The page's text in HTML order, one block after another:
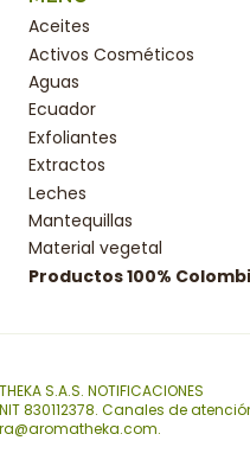
Aceites
Activos Cosméticos
Aguas
Ecuador
Exfoliantes
Extractos
Leches
Mantequillas
Material vegetal
Productos 100%
S.A.S. NOTIFICACIONES
NIT 830112378. Canales de